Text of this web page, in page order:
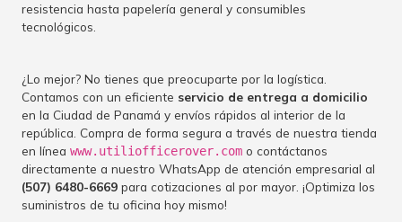
resistencia hasta papelería general y consumibles
tecnológicos.
¿Lo mejor? No tienes que preocuparte por la logística.
Contamos con un eficiente servicio de entrega a domicilio
en la Ciudad de Panamá y envíos rápidos al interior de la
república. Compra de forma segura a través de nuestra tienda
en línea www.utiliofficerover.com o contáctanos
directamente a nuestro WhatsApp de atención empresarial al
(507) 6480-6669 para cotizaciones al por mayor. ¡Optimiza los
suministros de tu oficina hoy mismo!